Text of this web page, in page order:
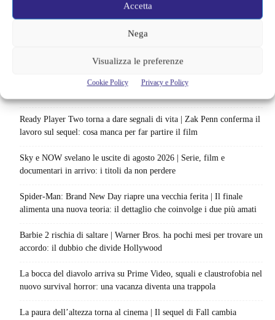
Accetta
Nega
Visualizza le preferenze
Cookie Policy Privacy e Policy
Monster affronta il caso Lizzie Borden, Netflix svela data e prime
Ready Player Two torna a dare segnali di vita | Zak Penn conferma il
lavoro sul sequel: cosa manca per far partire il film
Sky e NOW svelano le uscite di agosto 2026 | Serie, film e
documentari in arrivo: i titoli da non perdere
Spider-Man: Brand New Day riapre una vecchia ferita | Il finale
alimenta una nuova teoria: il dettaglio che coinvolge i due più amati
Barbie 2 rischia di saltare | Warner Bros. ha pochi mesi per trovare un
accordo: il dubbio che divide Hollywood
La bocca del diavolo arriva su Prime Video, squali e claustrofobia nel
nuovo survival horror: una vacanza diventa una trappola
La paura dell’altezza torna al cinema | Il sequel di Fall cambia